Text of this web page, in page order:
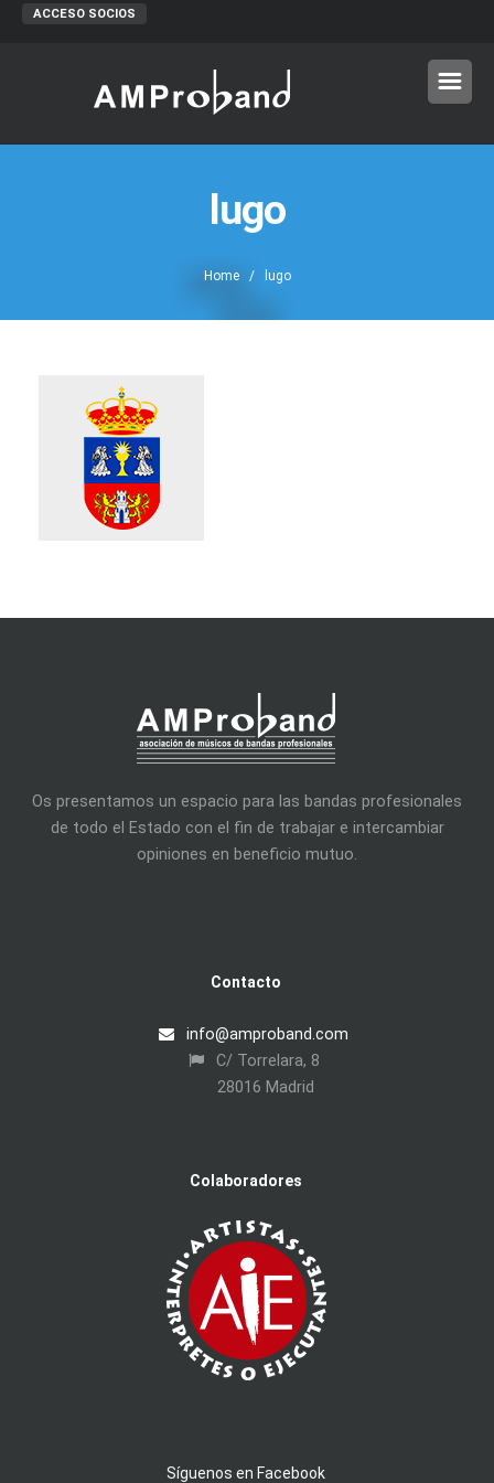
ACCESO SOCIOS
lugo
Home/ lugo
Os presentamos un espacio para las bandas profesionales
de todo el Estado con el fin de trabajar e intercambiar
opiniones en beneficio mutuo.
Contacto
info@amproband.com
C/ Torrelara, 8
28016 Madrid
Colaboradores
Síguenos en Facebook